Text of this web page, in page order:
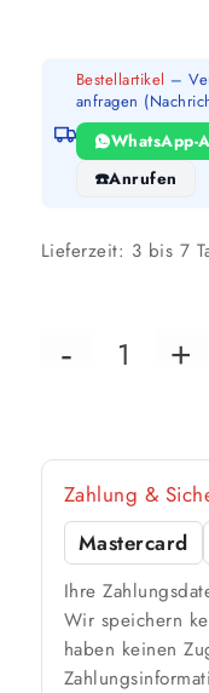
Bestellartikel –
anfragen
WhatsApp-
Anrufen
Lieferzeit: 3 bis 7
Zahlung &
Mastercard
Ihre
Wir speichern
haben keinen